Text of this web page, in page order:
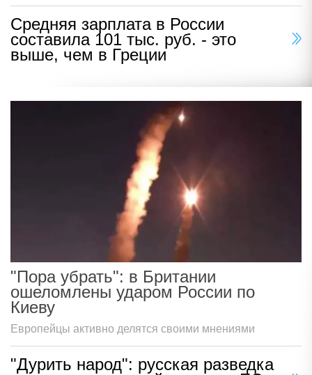
Средняя зарплата в России
составила 101 тыс. руб. - это
выше, чем в Греции
"Пора убрать": в Британии
ошеломлены ударом России по
Киеву
Европейцы активно делятся своими мнениями
"Дурить народ": русская разведка